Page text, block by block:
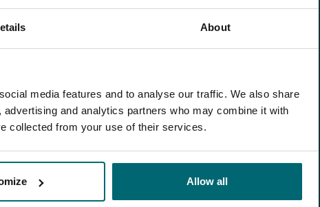
About
media features and to analyse our traffic. We also share
and analytics partners who may combine it with
collected from your use of their services.
Allow all
geboekt. Het
en met Oli aan hun
de enthousiaste